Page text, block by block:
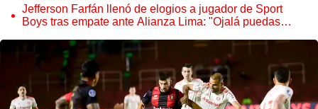
Jefferson Farfán llenó de elogios a jugador de Sport
Boys tras empate ante Alianza Lima: "Ojalá puedas